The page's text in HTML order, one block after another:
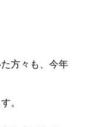
方々も、今年
。